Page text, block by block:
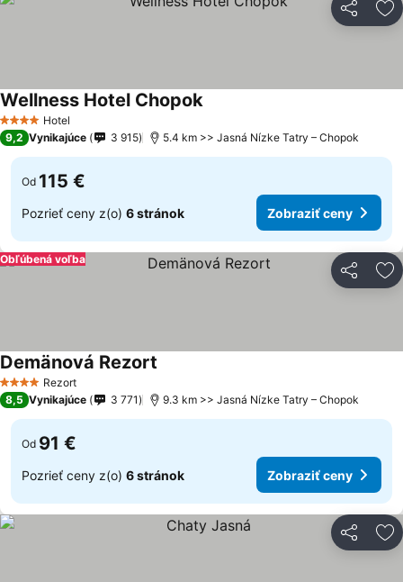
Zdieľať
4 Počet hviezdičiek
Hotel
Wellness Hotel Chopok
9,2 Vynikajúce 3 915 5.4 km >> Jasná Nízke Tatry – Chopok
Od 115 €
Pozrieť ceny z(o) 6 stránok Zobraziť ceny
Zdieľať
Obľúbená voľba
4 Počet hviezdičiek
Rezort
Demänová Rezort
8,5 Vynikajúce 3 771 9.3 km >> Jasná Nízke Tatry – Chopok
Od 91 €
Pozrieť ceny z(o) 6 stránok Zobraziť ceny
Zdieľať